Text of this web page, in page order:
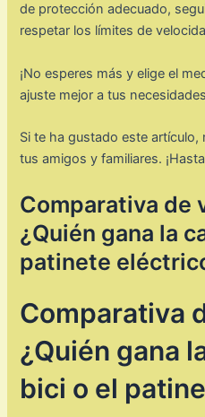
de protección adecuado,
respetar los límites de
¡No esperes más y elige el
ajuste mejor a tus
Si te ha gustado este
tus amigos y familiares.
Comparativa de
¿Quién gana la
patinete
Comparativa
¿Quién gana
bici o el